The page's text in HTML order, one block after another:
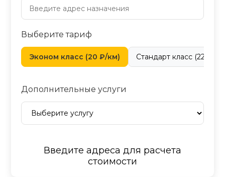
Выберите тариф
Эконом класс (20 ₽/км) Стандарт класс (22 ₽/
Дополнительные услуги
Введите адреса для расчета
стоимости